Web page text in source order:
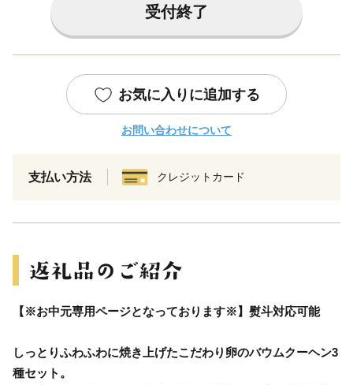
受付終了
お気に入りに追加する
お問い合わせについて
支払い方法 クレジットカード
【※お中元専用ページとなっております※】熨斗対応可能
しっとりふわふわに焼き上げたこだわり卵のバウムクーヘン3
種セット。